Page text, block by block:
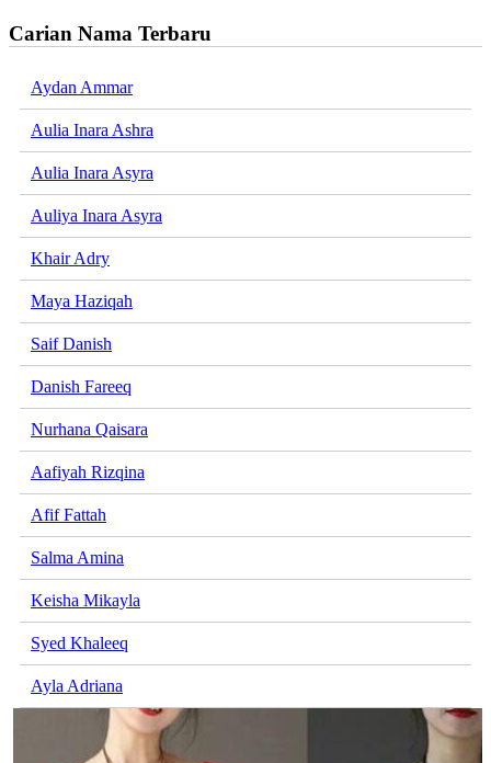
Carian Nama Terbaru
Aydan Ammar
Aulia Inara Ashra
Aulia Inara Asyra
Auliya Inara Asyra
Khair Adry
Maya Haziqah
Saif Danish
Danish Fareeq
Nurhana Qaisara
Aafiyah Rizqina
Afif Fattah
Salma Amina
Keisha Mikayla
Syed Khaleeq
Ayla Adriana